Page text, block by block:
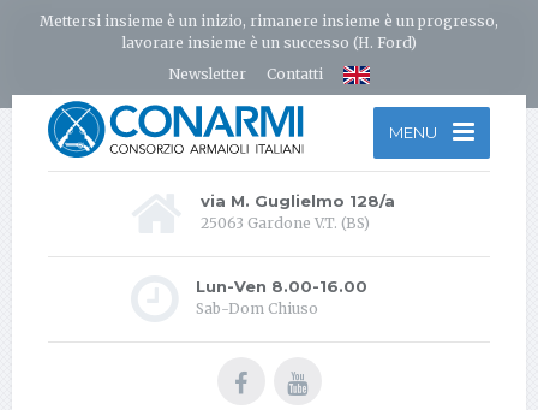
Mettersi insieme è un inizio, rimanere insieme è un progresso,
lavorare insieme è un successo (H. Ford)
Newsletter
Contatti
MENU
via M. Guglielmo 128/a
25063 Gardone V.T. (BS)
Lun-Ven 8.00-16.00
Sab-Dom Chiuso